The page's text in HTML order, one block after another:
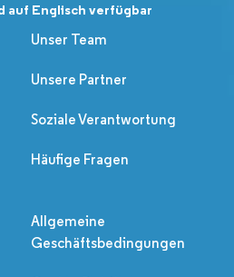
auf Englisch verfügbar
Unser Team
Unsere Partner
Soziale Verantwortung
Häufige Fragen
Allgemeine
Geschäftsbedingungen